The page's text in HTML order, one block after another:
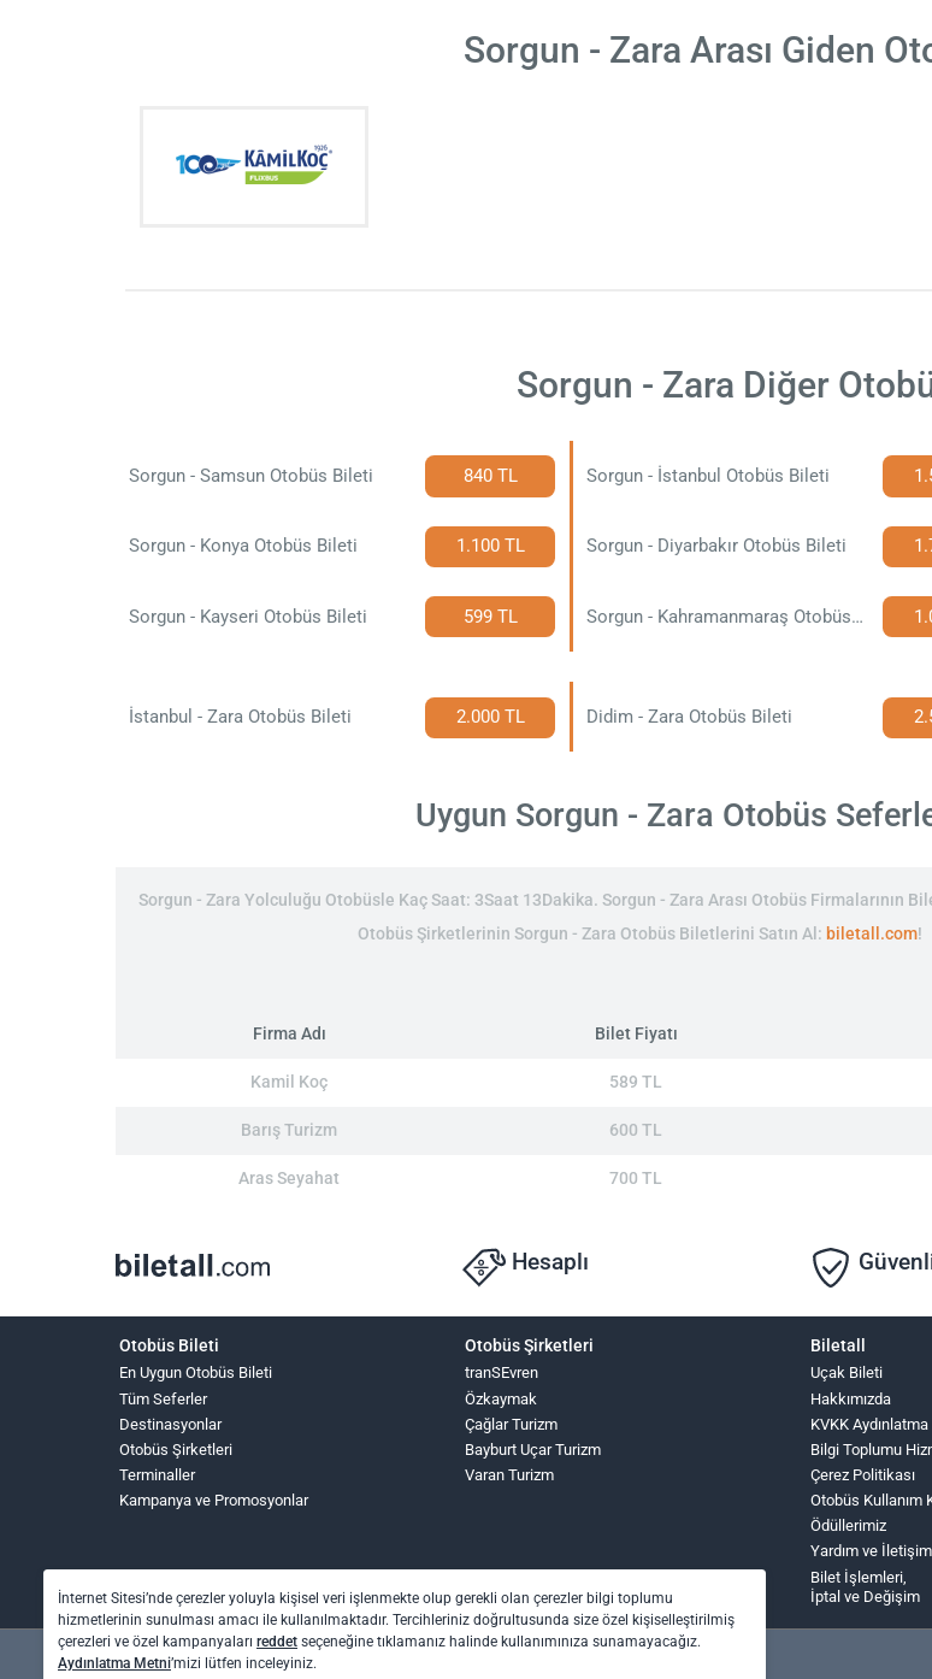
Sorgun - Zara Arası Giden
Sorgun - Zara Diğer
Sorgun - Samsun Otobüs Bileti 840 TL Sorgun - İstanbul Otobüs Bileti
Sorgun - Konya Otobüs Bileti 1.100 TL Sorgun - Diyarbakır Otobüs Bileti
Sorgun - Kayseri Otobüs Bileti 599 TL Sorgun - Kahramanmaraş Otobüs Bileti
İstanbul - Zara Otobüs Bileti 2.000 TL Didim - Zara Otobüs Bileti
Uygun Sorgun - Zara Otobüs
Sorgun - Zara Yolculuğu Otobüsle Kaç Saat: 3Saat 13Dakika. Sorgun - Zara Arası Otobüs Firmalarının
Otobüs Şirketlerinin Sorgun - Zara Otobüs Biletlerini Satın Al: biletall.com!
Firma Adı Bilet Fiyatı
Kamil Koç 589 TL
Barış Turizm 600 TL
Aras Seyahat 700 TL
Hesaplı
Otobüs Bileti
En Uygun Otobüs Bileti
Tüm Seferler
Destinasyonlar
Otobüs Şirketleri
Terminaller
Kampanya ve Promosyonlar
Otobüs Şirketleri
tranSEvren
Özkaymak
Çağlar Turizm
Bayburt Uçar Turizm
Varan Turizm
Biletall
Uçak Bileti
Hakkımızda
KVKK
Bilgi Toplumu
Çerez Politikası
Otobüs Kullanım
Ödüllerimiz
Yardım ve İletişim
Bilet İşlemleri,
İptal ve Değişim
İnternet Sitesi’nde çerezler yoluyla kişisel veri işlenmekte olup gerekli olan çerezler bilgi toplumu
hizmetlerinin sunulması amacı ile kullanılmaktadır. Tercihleriniz doğrultusunda size özel kişiselleştirilmiş
çerezleri ve özel kampanyaları reddet seçeneğine tıklamanız halinde kullanımınıza sunamayacağız.
Aydınlatma Metni’mizi lütfen inceleyiniz.